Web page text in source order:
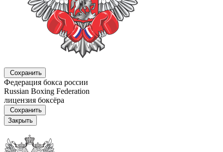
Сохранить
Федерация бокса россии
Russian Boxing Federation
лицензия боксёра
Сохранить
Закрыть